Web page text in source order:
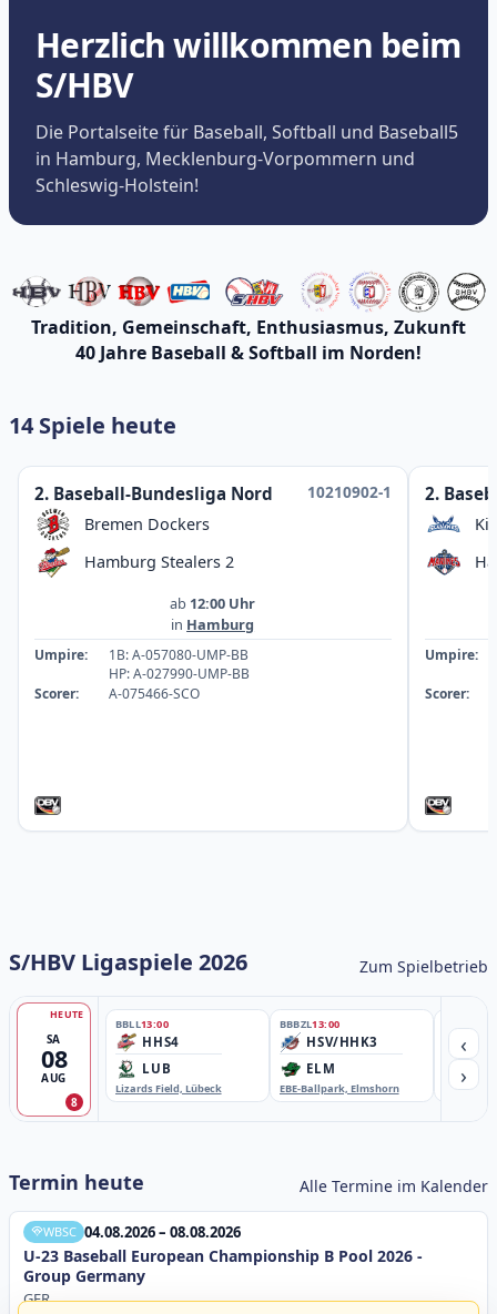
Herzlich willkommen beim
S/HBV
Die Portalseite für Baseball, Softball und Baseball5
in Hamburg, Mecklenburg-Vorpommern und
Schleswig-Holstein!
Tradition, Gemeinschaft, Enthusiasmus, Zukunft
40 Jahre Baseball & Softball im Norden!
14 Spiele heute
2. Baseball-Bundesliga Nord
10210902-1
Bremen Dockers
Hamburg Stealers 2
ab 12:00 Uhr
in Hamburg
Umpire:
1B: A-057080-UMP-BB
HP: A-027990-UMP-BB
Scorer:
A-075466-SCO
2.
Umpire:
Scorer:
S/HBV Ligaspiele 2026 Zum Spielbetrieb
SA
08
AUG
HEUTE
8
BBLL13:00
HHS4
LUB
Lizards Field, Lübeck
BBBZL13:00
HSV/HHK3
ELM
EBE-Ballpark, Elmshorn
‹
›
Termin heute Alle Termine im Kalender
WBSC 04.08.2026 – 08.08.2026
U-23 Baseball European Championship B Pool 2026 -
Group Germany
GER